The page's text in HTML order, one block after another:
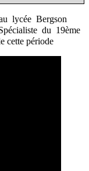
lycée Bergson
du 19ème
cette période